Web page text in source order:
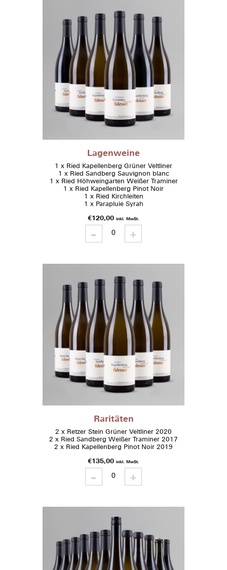
Lagenweine
1 x Ried Kapellenberg Grüner Veltliner
1 x Ried Sandberg Sauvignon blanc
1 x Ried Höhweingarten Weißer Traminer
1 x Ried Kapellenberg Pinot Noir
1 x Ried Kirchleiten
1 x Parapluie Syrah
€120,00 inkl. MwSt.
-
Lagenweine
quantity+
Raritäten
2 x Retzer Stein Grüner Veltliner 2020
2 x Ried Sandberg Weißer Traminer 2017
2 x Ried Kapellenberg Pinot Noir 2019
€135,00 inkl. MwSt.
-
Raritäten
quantity+